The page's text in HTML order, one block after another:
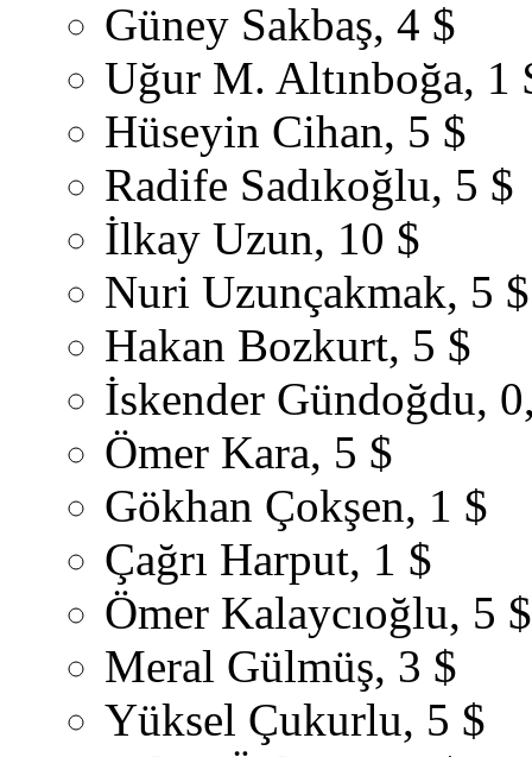
Güney Sakbaş, 4 $
Uğur M. Altınboğa, 1
Hüseyin Cihan, 5 $
Radife Sadıkoğlu, 5 $
İlkay Uzun, 10 $
Nuri Uzunçakmak, 5 $
Hakan Bozkurt, 5 $
İskender Gündoğdu,
Ömer Kara, 5 $
Gökhan Çokşen, 1 $
Çağrı Harput, 1 $
Ömer Kalaycıoğlu, 5 $
Meral Gülmüş, 3 $
Yüksel Çukurlu, 5 $